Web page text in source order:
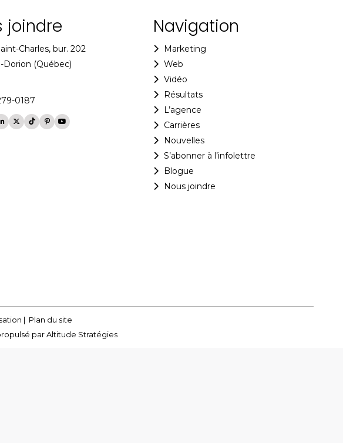
joindre
Charles, bur. 202
Dorion (Québec)
0187
Navigation
Marketing
Web
Vidéo
Résultats
L’agence
Carrières
Nouvelles
S’abonner à l’infolettre
Blogue
Nous joindre
| Plan du site
par Altitude Stratégies